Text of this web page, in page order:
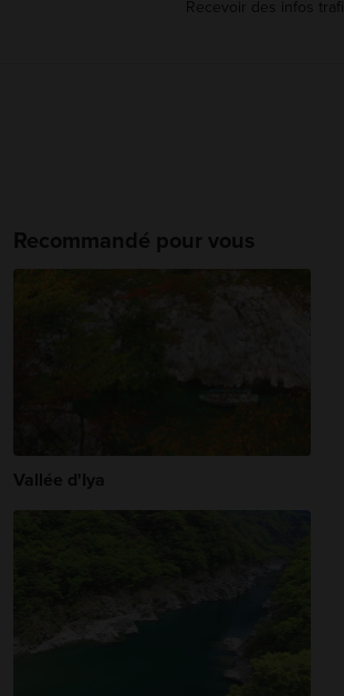
Recevoir des infos trafic
Recommandé pour vous
Vallée d'Iya